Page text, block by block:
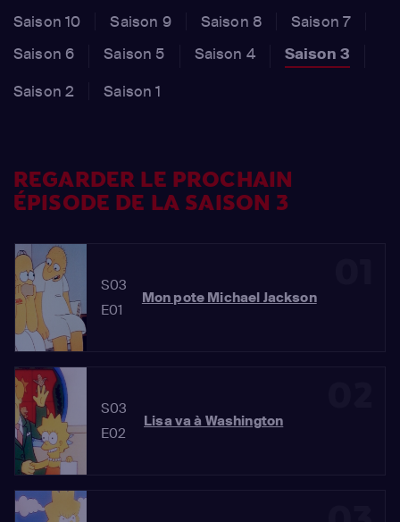
Saison 10
Saison 9 Saison 8
Saison 7
Saison 6
Saison 5 Saison 4
Saison 3
Saison 2
Saison 1
REGARDER LE PROCHAIN
ÉPISODE DE LA SAISON 3
S03
E01
Mon pote Michael Jackson
S03
E02
Lisa va à Washington